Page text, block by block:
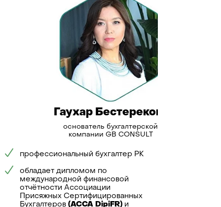
Гаухар Бестерекова
основатель бухгалтерской
компании GB CONSULT
профессиональный бухгалтер РК
обладает дипломом по
международной финансовой
отчётности Ассоциации
Присяжных Сертифицированных
Бухгалтеров (ACCA DipiFR) и